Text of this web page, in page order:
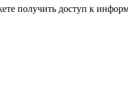
получить доступ к